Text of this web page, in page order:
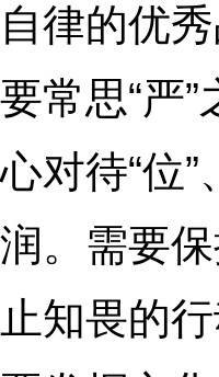
自律的优
要常思“严
心对待“位
润。需要
止知畏的